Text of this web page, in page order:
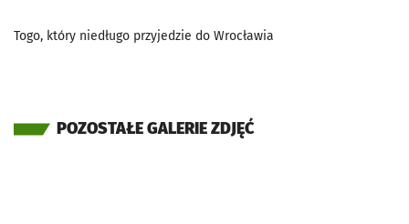
Togo, który niedługo przyjedzie do Wrocławia
POZOSTAŁE GALERIE ZDJĘĆ